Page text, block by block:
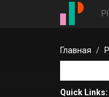
Главная
Quick Links: